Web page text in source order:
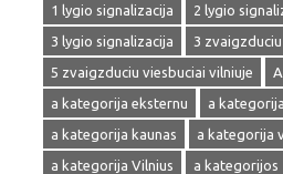
1 lygio signalizacija
2 lygio
3 lygio signalizacija
3
5 zvaigzduciu viesbuciai vilniuje
a kategorija eksternu
a
a kategorija kaunas
a kategorija
a kategorija Vilnius
a kategorijos